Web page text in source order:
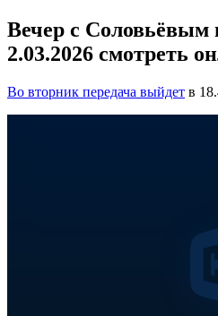
Вечер с Соловьёвым
2.03.2026 смотреть
Во вторник передача выйдет в